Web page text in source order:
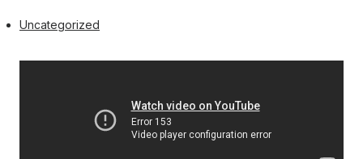
Uncategorized